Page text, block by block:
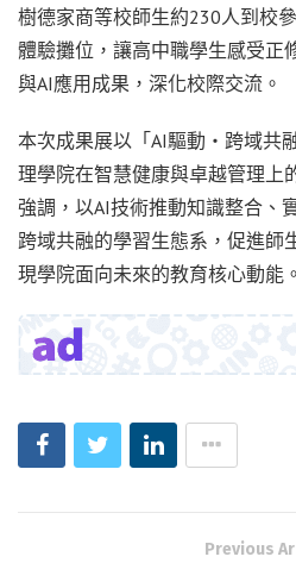
樹德家商等校師生約230人到校
體驗攤位，讓高中職學生感受正
與AI應用成果，深化校際交流。
本次成果展以「AI驅動‧跨域共
理學院在智慧健康與卓越管理上
強調，以AI技術推動知識整合、
跨域共融的學習生態系，促進師
現學院面向未來的教育核心動能。
Previous